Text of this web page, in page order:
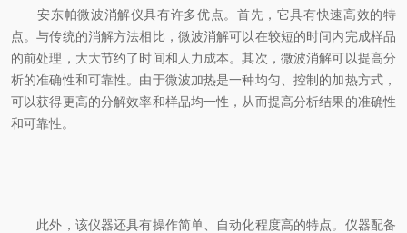
安东帕微波消解仪具有许多优点。首先，它具有快速高效的特
点。与传统的消解方法相比，微波消解可以在较短的时间内完成样品
的前处理，大大节约了时间和人力成本。其次，微波消解可以提高分
析的准确性和可靠性。由于微波加热是一种均匀、控制的加热方式，
可以获得更高的分解效率和样品均一性，从而提高分析结果的准确性
和可靠性。
此外，该仪器还具有操作简单、自动化程度高的特点。仪器配备